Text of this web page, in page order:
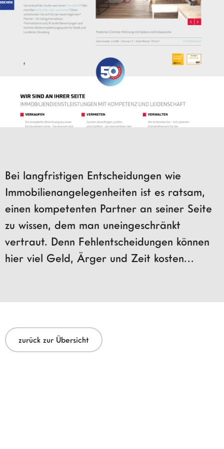
Bei langfristigen Entscheidungen wie
Immobilienangelegenheiten ist es ratsam,
einen kompetenten Partner an seiner Seite
zu wissen, dem man uneingeschränkt
vertraut. Denn Fehlentscheidungen können
hier viel Geld, Ärger und Zeit kosten…
zurück zur Übersicht